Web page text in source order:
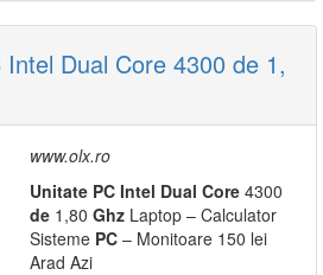
Intel Dual Core 4300 de 1,
www.olx.ro
Unitate PC Intel Dual Core 4300
de 1,80 Ghz Laptop – Calculator
Sisteme PC – Monitoare 150 lei
Arad Azi